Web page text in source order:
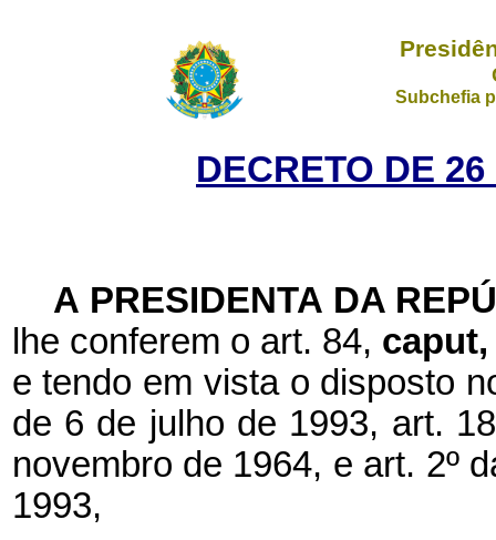
Subchefia
DECRETO DE
A PRESIDENTA DA
lhe conferem o art. 84,
e tendo em vista o disposto
de 6 de julho de 1993, art.
novembro de 1964, e art. 2º
1993,